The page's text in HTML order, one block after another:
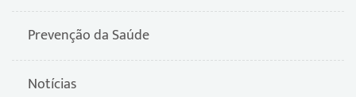
Prevenção da Saúde
Notícias